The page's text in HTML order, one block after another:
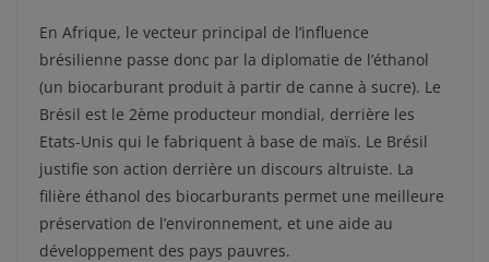
En Afrique, le vecteur principal de l’influence
brésilienne passe donc par la diplomatie de l’éthanol
(un biocarburant produit à partir de canne à sucre). Le
Brésil est le 2ème producteur mondial, derrière les
Etats-Unis qui le fabriquent à base de maïs. Le Brésil
justifie son action derrière un discours altruiste. La
filière éthanol des biocarburants permet une meilleure
préservation de l’environnement, et une aide au
développement des pays pauvres.